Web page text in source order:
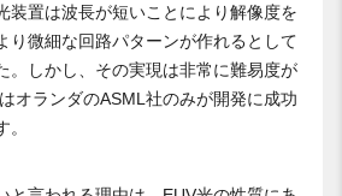
装置は波長が短いことにより解像度を
り微細な回路パターンが作れるとして
。しかし、その実現は非常に難易度が
オランダのASML社のみが開発に成功